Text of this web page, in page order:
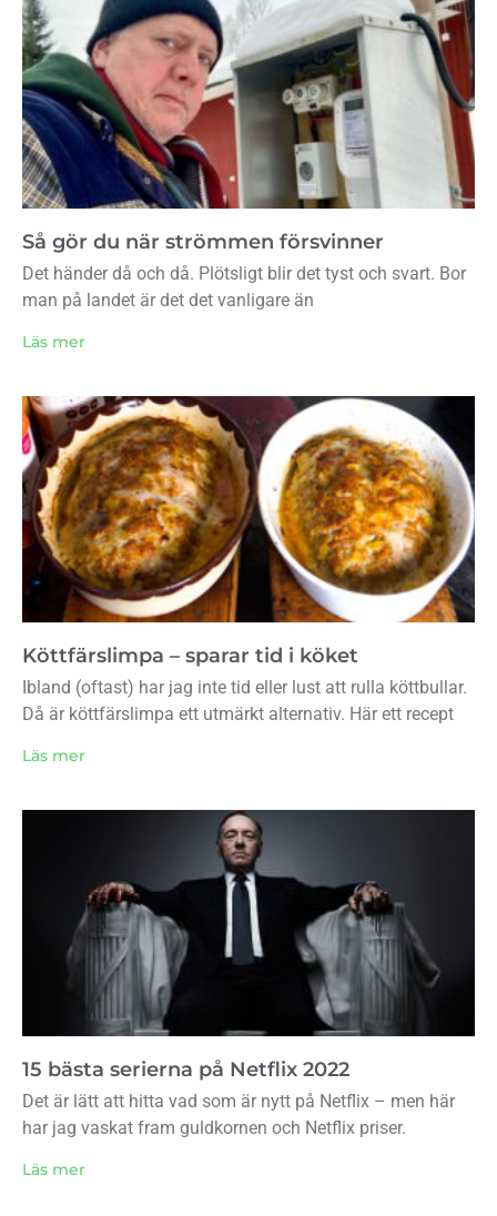
Så gör du när strömmen försvinner
Det händer då och då. Plötsligt blir det tyst och svart. Bor
man på landet är det det vanligare än
Läs mer
Köttfärslimpa – sparar tid i köket
Ibland (oftast) har jag inte tid eller lust att rulla köttbullar.
Då är köttfärslimpa ett utmärkt alternativ. Här ett recept
Läs mer
15 bästa serierna på Netflix 2022
Det är lätt att hitta vad som är nytt på Netflix – men här
har jag vaskat fram guldkornen och Netflix priser.
Läs mer